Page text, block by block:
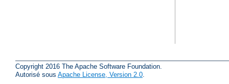
Copyright 2016 The Apache Software Foundation.
Autorisé sous Apache License, Version 2.0